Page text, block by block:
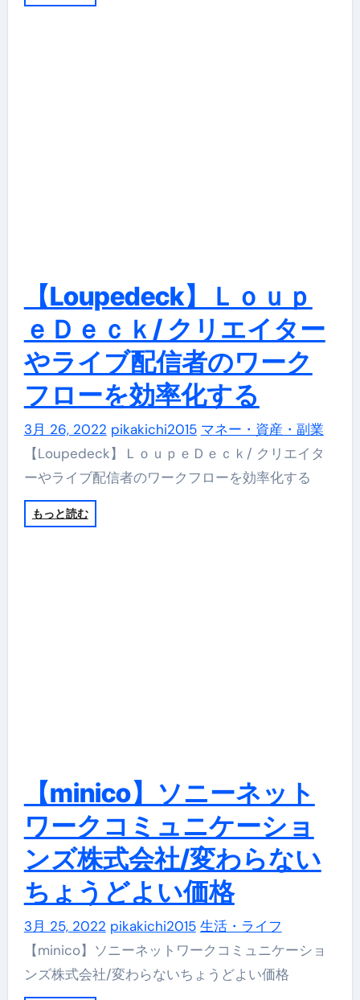
【Loupedeck】Ｌｏｕｐ
ｅＤｅｃｋ/ クリエイター
やライブ配信者のワーク
フローを効率化する
3月 26, 2022 pikakichi2015 マネー・資産・副業
【Loupedeck】ＬｏｕｐｅＤｅｃｋ/ クリエイタ
ーやライブ配信者のワークフローを効率化する
もっと読む
【minico】ソニーネット
ワークコミュニケーショ
ンズ株式会社/変わらない
ちょうどよい価格
3月 25, 2022 pikakichi2015 生活・ライフ
【minico】ソニーネットワークコミュニケーショ
ンズ株式会社/変わらないちょうどよい価格